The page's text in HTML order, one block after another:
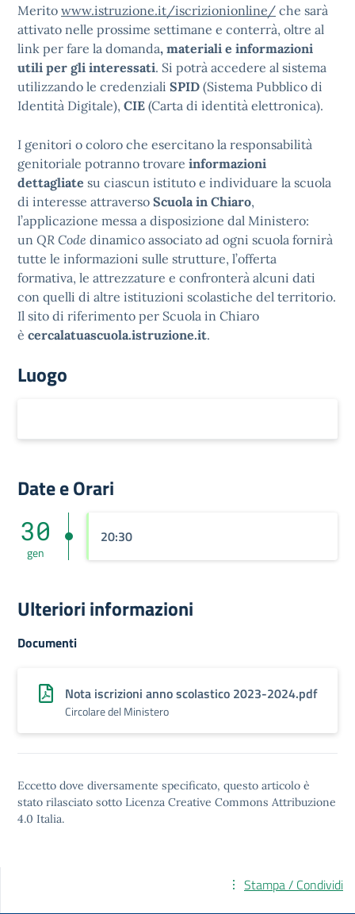
Merito www.istruzione.it/iscrizionionline/ che sarà
attivato nelle prossime settimane e conterrà, oltre al
link per fare la domanda, materiali e informazioni
utili per gli interessati. Si potrà accedere al sistema
utilizzando le credenziali SPID (Sistema Pubblico di
Identità Digitale), CIE (Carta di identità elettronica).
I genitori o coloro che esercitano la responsabilità
genitoriale potranno trovare informazioni
dettagliate su ciascun istituto e individuare la scuola
di interesse attraverso Scuola in Chiaro,
l’applicazione messa a disposizione dal Ministero:
un QR Code dinamico associato ad ogni scuola fornirà
tutte le informazioni sulle strutture, l’offerta
formativa, le attrezzature e confronterà alcuni dati
con quelli di altre istituzioni scolastiche del territorio.
Il sito di riferimento per Scuola in Chiaro
è cercalatuascuola.istruzione.it.
Luogo
Date e Orari
30
gen
20:30
Ulteriori informazioni
Documenti
Nota iscrizioni anno scolastico 2023-2024.pdf
Circolare del Ministero
Eccetto dove diversamente specificato, questo articolo è
stato rilasciato sotto Licenza Creative Commons Attribuzione
4.0 Italia.
Stampa / Condividi